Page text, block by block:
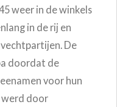
weer in de winkels
in de rij en
De
doordat de
voor hun
werd door